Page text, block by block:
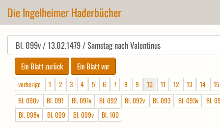
Die Ingelheimer Haderbücher
vorherige 1 2 3 4 5 6 7 8 9 10 11 12 13 14
15
Bl. 090v
Bl. 091 Bl. 091v Bl. 092 Bl. 092v Bl. 093 Bl. 093v
Bl.
Bl. 098v
Bl. 099 Bl. 099v Bl. 100